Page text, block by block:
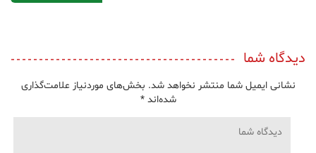
دیدگاه شما
نشانی ایمیل شما منتشر نخواهد شد. بخش‌های موردنیاز علامت‌گذاری
شده‌اند*